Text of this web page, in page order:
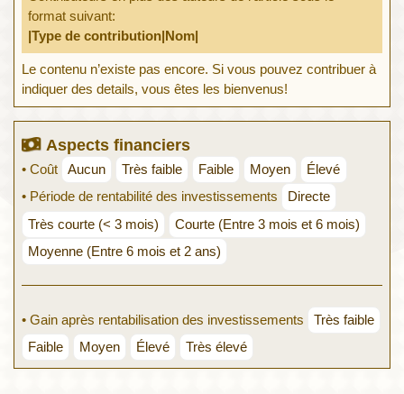
format suivant:
|Type de contribution|Nom|
Le contenu n’existe pas encore. Si vous pouvez contribuer à
indiquer des details, vous êtes les bienvenus!
Aspects financiers
• Coût Aucun Très faible Faible Moyen
Élevé
• Période de rentabilité des investissements
Directe
Très courte (< 3 mois)
Courte (Entre 3 mois et 6 mois)
Moyenne (Entre 6 mois et 2 ans)
• Gain après rentabilisation des investissements
Très faible
Faible
Moyen Élevé Très élevé